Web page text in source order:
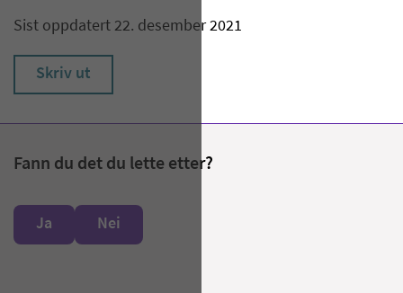
Sist oppdatert 22. desember 2021
Skriv ut
Fann du det du lette etter?
Ja Nei